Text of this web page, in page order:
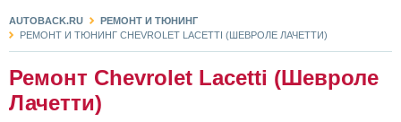
AUTOBACK.RU
РЕМОНТ И ТЮНИНГ
РЕМОНТ И ТЮНИНГ CHEVROLET LACETTI (ШЕВРОЛЕ ЛАЧЕТТИ)
Ремонт Chevrolet Lacetti (Шевроле
Лачетти)